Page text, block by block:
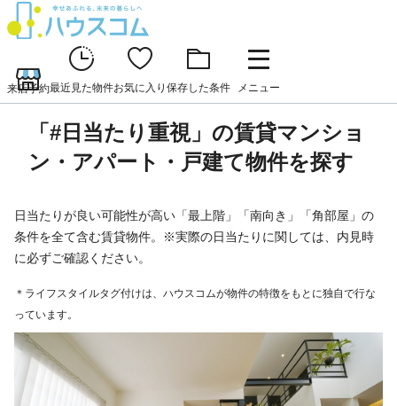
来店予約最近見た物件お気に入り 保存した条件 メニュー
「#日当たり重視」の賃貸マンショ
ン・アパート・戸建て物件を探す
日当たりが良い可能性が高い「最上階」「南向き」「角部屋」の
条件を全て含む賃貸物件。※実際の日当たりに関しては、内見時
に必ずご確認ください。
＊ライフスタイルタグ付けは、ハウスコムが物件の特徴をもとに独自で行な
っています。